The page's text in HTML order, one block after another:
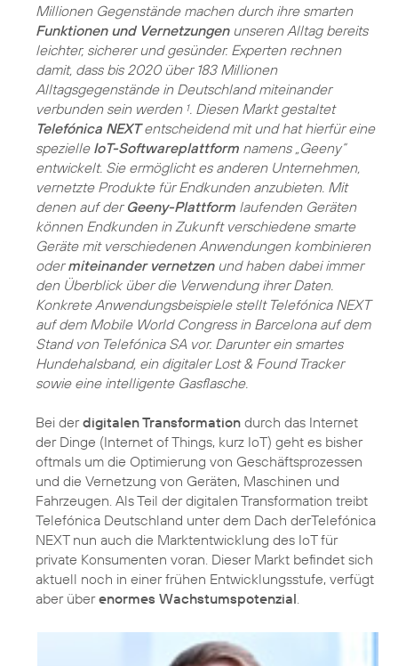
Millionen Gegenstände machen durch ihre smarten
Funktionen und Vernetzungenunseren Alltag bereits
leichter, sicherer und gesünder. Experten rechnen
damit, dass bis 2020 über 183 Millionen
Alltagsgegenstände in Deutschland miteinander
verbunden sein werden 1. Diesen Markt gestaltet
Telefónica NEXTentscheidend mit und hat hierfür eine
spezielle IoT-Softwareplattform namens „Geeny“
entwickelt. Sie ermöglicht es anderen Unternehmen,
vernetzte Produkte für Endkunden anzubieten. Mit
denen auf der Geeny-Plattform laufenden Geräten
können Endkunden in Zukunft verschiedene smarte
Geräte mit verschiedenen Anwendungen kombinieren
odermiteinander vernetzenund haben dabei immer
den Überblick über die Verwendung ihrer Daten.
Konkrete Anwendungsbeispiele stellt Telefónica NEXT
auf dem Mobile World Congress in Barcelona auf dem
Stand von Telefónica SA vor. Darunter ein smartes
Hundehalsband, ein digitaler Lost & Found Tracker
sowie eine intelligente Gasflasche.
Bei derdigitalen Transformation durch das Internet
der Dinge (Internet of Things, kurz IoT) geht es bisher
oftmals um die Optimierung von Geschäftsprozessen
und die Vernetzung von Geräten, Maschinen und
Fahrzeugen. Als Teil der digitalen Transformation treibt
Telefónica Deutschland unter dem Dach derTelefónica
NEXT nun auch die Marktentwicklung des IoT für
private Konsumenten voran. Dieser Markt befindet sich
aktuell noch in einer frühen Entwicklungsstufe, verfügt
aber überenormes Wachstumspotenzial